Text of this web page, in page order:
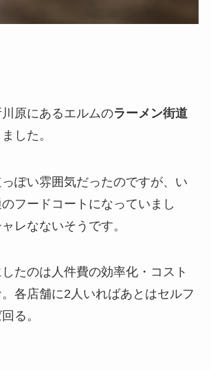
原にあるエルムのラーメン街道
した。
ぽい雰囲気だったのですが、い
フードコートになっていまし
レなないそうです。
たのは人件費の効率化・コスト
各店舗に2人いればあとはセルフ
る。